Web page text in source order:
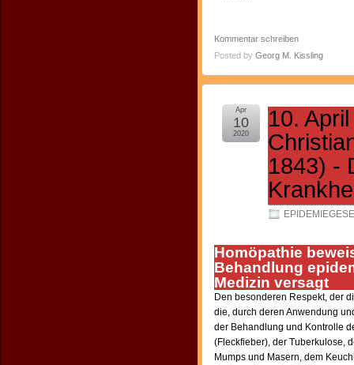
Kommentar schreiben
Posted by Georg M. Kissling
10.
1843) -
Apr
10
2020
Homöpathie
Behandlung
Medizin versagt
Den besonderen Respekt, der
die, durch deren Anwendung
der Behandlung und Kontrolle
(Fleckfieber), der Tuberkulose,
Mumps und Masern, dem